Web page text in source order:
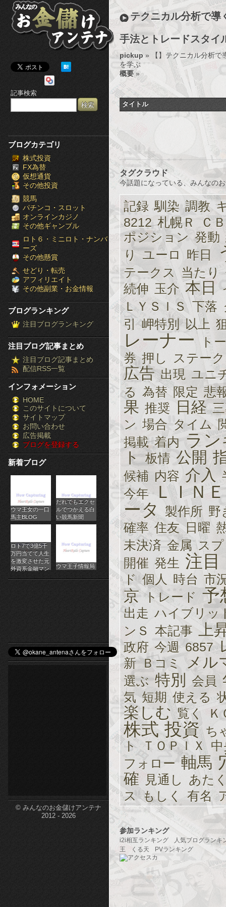
み
ん
な
の
お
金
儲
け
ア
ン
テ
ナ
［ブ
ロ
グ
ラ
ン
キ
ン
グ］-
株
FX
競
馬
パ
チ
ス
ロ
オ
ン
ラ
イ
ン
カ
ジ
ノ
etc-
記事検索
ブログカテゴリ
株式投資
FX為替
仮想通貨
その他投資
競馬
パチンコ・スロット
オンラインカジノ
その他ギャンブル
ロト６・ミニロト・ナンバ
ーズ
その他懸賞
せどり・転売
アフィリエイト
その他副業・お金情報
ブログランキング
注目ブログランキング
注目ブログ記事まとめ
注目ブログ記事まとめ
配信RSS一覧
インフォメーション
HOME
このサイトについて
サイトマップ
お問い合わせ
広告掲載
ブログを登録する
新着ブログ
ウマ王女の一口
馬主BLOG
だれでもエクセ
ルでつかえる白
い競馬新聞
ロト7で3億5千
万円当てて人生
を激変させた元
外資系金融マン
ウマ王子情報局
© みんなのお金儲けアンテナ
2012 - 2026
テクニカル分析で
手法とトレードスタイ
pickup » 【 】テクニカル分析
を学ぶ
概要»
タイトル
タグクラウド
今話題になっている、みんなの
記録 馴染 調教
8212 札幌Ｒ
Ｃ
ポジション 発動
り ユーロ 昨日
テークス 当たり
続伸 玉介 本日
ＬＹＳＩＳ 下落
引 岬特別 以上
レーナー
ト
券 押し ステー
広告 出現 ユニ
る 為替 限定 悲
果 推奨 日経
ン 場合 タイム
掲載 着内 ラ
ト 板情 公開
候補 内容 介入
今年
ＬＩＮＥ
ータ
製作所 野
確率 住友 日曜
未決済 金属 ス
開催 発生 注目
ド 個人 時台 市
京 トレード 予
出走 ハイブリッ
ンＳ
本記事 上
政府 今週 6857
新 Ｂコミ メル
選ぶ 特別 会員
気 短期 使える
楽しむ 覧く Ｋ
株式 投資 ち
ト ＴＯＰＩＸ
フォロー 軸馬
確 見通し
あた
ス もしく 有名
参加ランキング
i2i相互ランキング
人気ブログランキ
王
くる天 PVランキング